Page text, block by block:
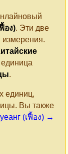
อง). Эти две
измерения.
.
единиц,
Вы также
(เฟื้อง) →